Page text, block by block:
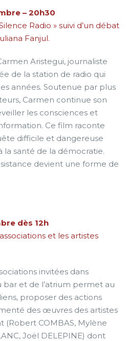
– 20h30
Radio » suivi d’un débat
Fanjul.
Aristegui, journaliste
de la station de radio qui
années. Soutenue par plus
Carmen continue son
les consciences et
Ce film raconte
difficile et dangereuse
la santé de la démocratie.
devient une forme de
dès 12h
et les artistes
invitées dans
bar et de l’atrium permet au
proposer des actions
des œuvres des artistes
(Robert COMBAS, Mylène
Joël DELEPINE) dont